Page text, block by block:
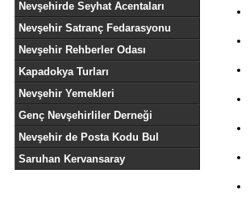
Nevşehirde Seyhat Acentaları
Nevşehir Satranç Fedarasyonu
Nevşehir Rehberler Odası
Kapadokya Turları
Nevşehir Yemekleri
Genç Nevşehirliler Derneği
Nevşehir de Posta Kodu Bul
Saruhan Kervansaray